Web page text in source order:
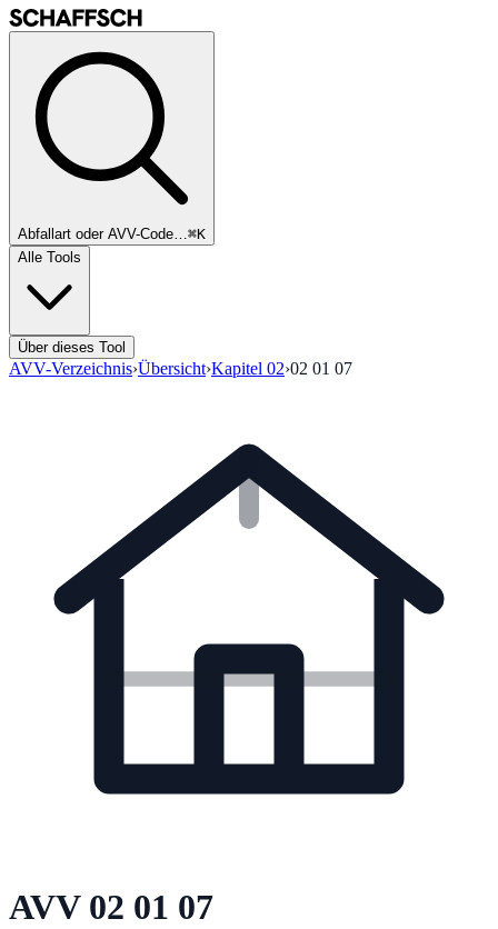
Abfallart oder AVV-Code…⌘K
Alle Tools
Über dieses Tool
AVV-Verzeichnis›Übersicht›Kapitel 02›02 01 07
AVV 02 01 07